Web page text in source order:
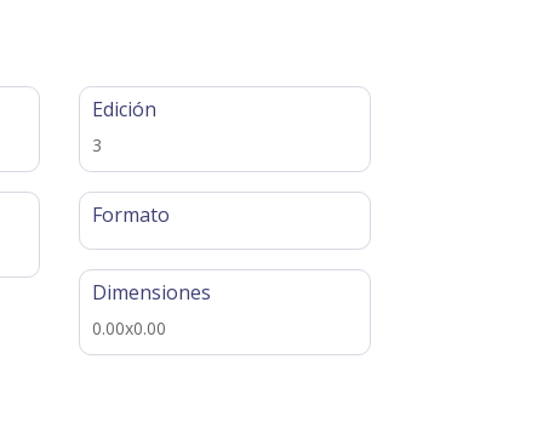
Edición
3
Formato
Dimensiones
0.00x0.00